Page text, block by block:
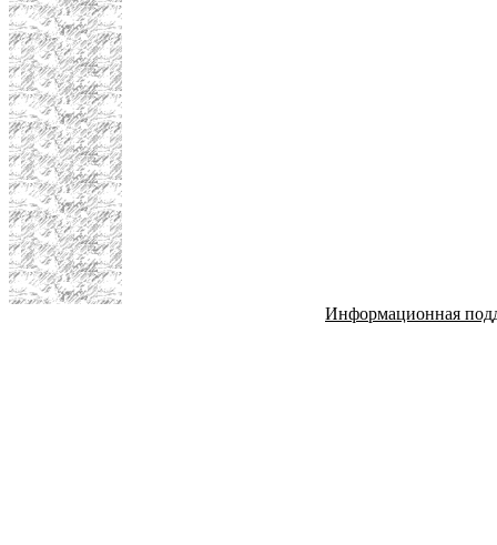
Информационная